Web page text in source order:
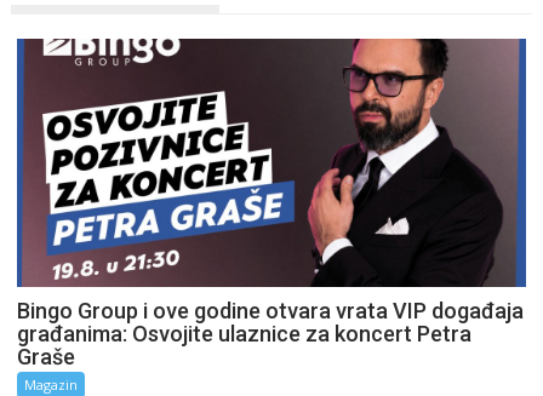
Bingo Group i ove godine otvara vrata VIP događaja
građanima: Osvojite ulaznice za koncert Petra
Graše
Magazin